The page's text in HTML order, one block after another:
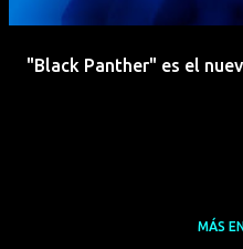
"Black Panther" es el
MÁS